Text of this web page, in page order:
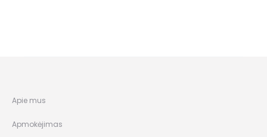
Apie mus
Apmokėjimas